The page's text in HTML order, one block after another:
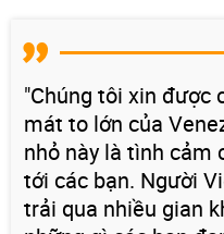
"Chúng tôi xin được
mát to lớn của
nhỏ này là tình cảm
tới các bạn. Người
trải qua nhiều gian